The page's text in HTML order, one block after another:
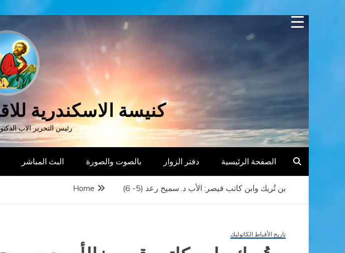
Skip
كنيسة الاسكندرية
رئيس التحرير الاب
الصفحة الرئيسية دفتر الزوار بالصوت والصورة البث المباشر
Home بن تُريك وابن كاتب قيصر: الأب د. سميح رعد (5- 6)
تاريخ الأقباط الكاثوليك